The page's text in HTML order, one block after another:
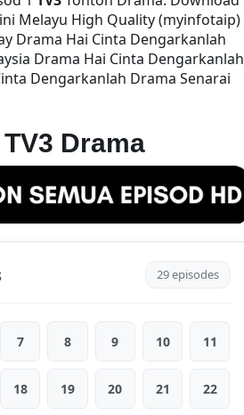
Melayu High Quality (myinfotaip)
Drama Hai Cinta Dengarkanlah
Drama Hai Cinta Dengarkanlah
Dengarkanlah Drama Senarai
Drama
29 episodes
7 8 9 10 11
18 19 20 21 22